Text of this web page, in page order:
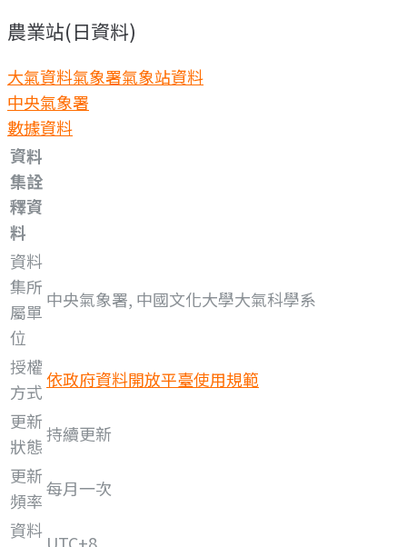
農業站(日資料)
大氣資料氣象署氣象站資料
中央氣象署
數據資料
資料
集詮
釋資
料
資料
集所
屬單
位
中央氣象署, 中國文化大學大氣科學系
授權
方式
依政府資料開放平臺使用規範
更新
狀態
持續更新
更新
頻率
每月一次
資料